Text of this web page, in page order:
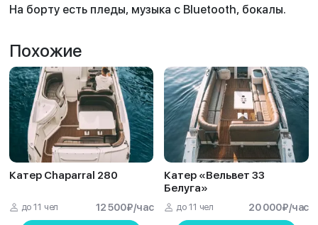
На борту есть пледы, музыка с Bluetooth, бокалы.
Похожие
Катер Chaparral 280
до 11 чел 12 500₽/час
Катер «Вельвет 33
Белуга»
до 11 чел 20 000₽/час